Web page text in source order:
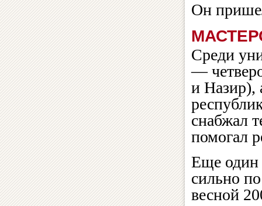
Он
Среди
—
и Назир),
снабжал
помогал
Еще один
сильно
весной